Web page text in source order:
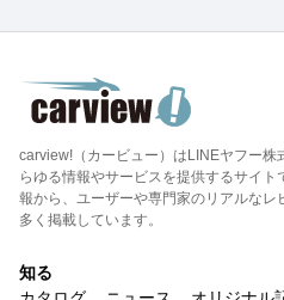
carview!（カービュー）はLINEヤフー株
らゆる情報やサービスを提供するサイ
報から、ユーザーや専門家のリアルな
多く掲載しています。
知る